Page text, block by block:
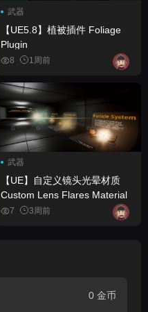
武器
【UE5.8】植被插件 Foliage
Plugin
8 1周前
武器
【UE】自定义镜头光晕材质
Custom Lens Flares Material
7 3周前
0 金币